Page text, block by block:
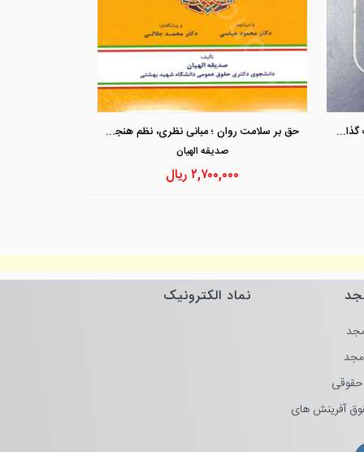
مشاهده و خرید
حقوق سلامت عمومی، اخلاق و سیاست گذاری حق بر سلامت روان ؛ مبانی نظری، نظم هنجاری و رویه قضایی
صديقه الهيان
۲,۷۰۰,۰۰۰ریال
آفرینش های
نماد الکترونیک